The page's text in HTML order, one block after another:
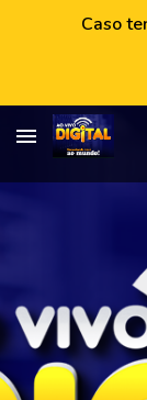
Caso